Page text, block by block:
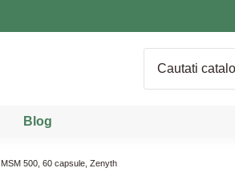
Blog
MSM 500, 60 capsule, Zenyth